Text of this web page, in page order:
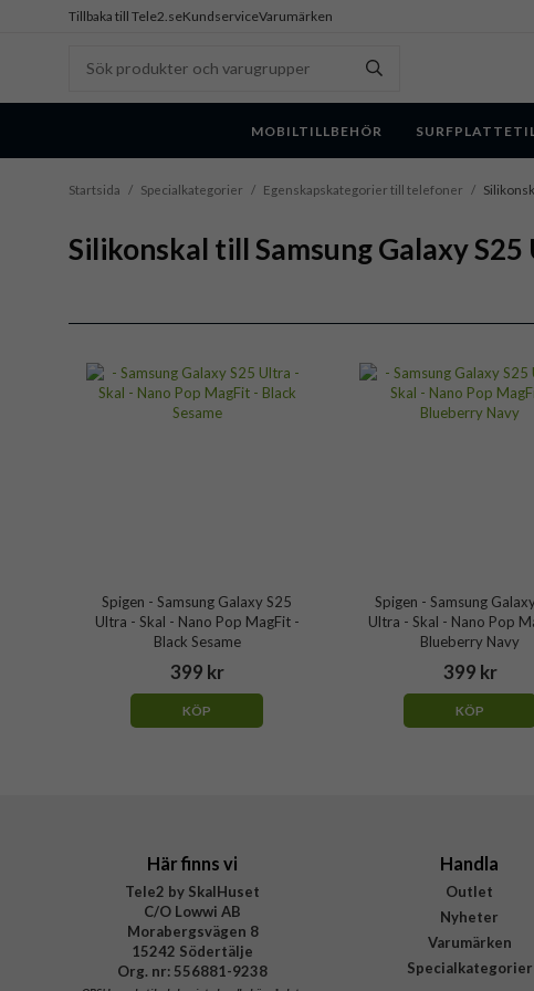
Tillbaka till Tele2.seKundserviceVarumärken
MOBILTILLBEHÖR
Startsida / Specialkategorier / Egenskapskategorier till telefoner /
Silikonskal till Samsung Galaxy
Spigen - Samsung Galaxy S25
Ultra - Skal - Nano Pop MagFit -
Black Sesame
399 kr
KÖP
Spigen - Samsung
Ultra - Skal - Nano Pop
Blueberry Navy
399 kr
KÖP
Här finns vi
Tele2 by SkalHuset
C/O Lowwi AB
Morabergsvägen 8
15242 Södertälje
Org. nr: 556881-9238
Handla
Outlet
Nyheter
Varumärken
Specialkategorier